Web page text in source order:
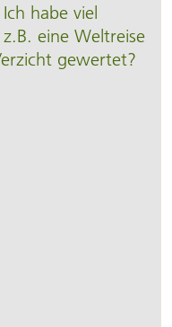
habe viel
eine Welt­reise
gewertet?